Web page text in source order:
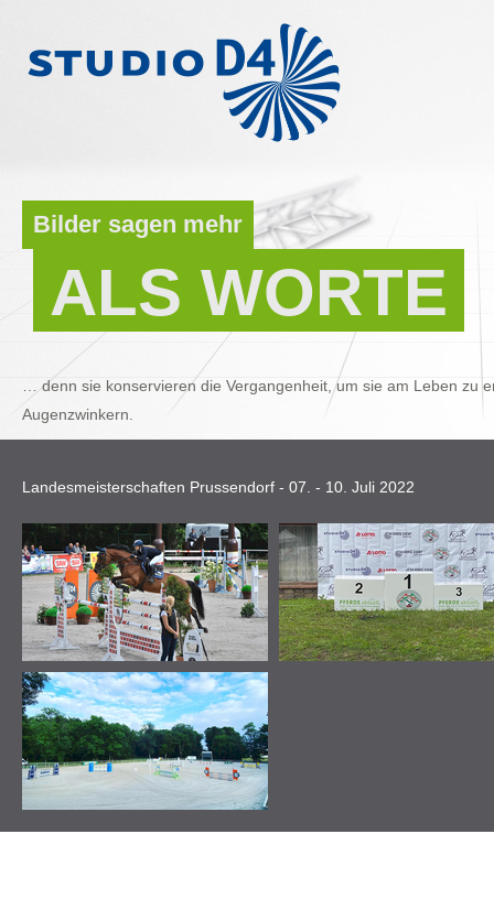
Bilder sagen mehr
ALS WORTE
… denn sie konservieren die Vergangenheit, um sie am Leben
Augenzwinkern.
Landesmeisterschaften Prussendorf - 07. - 10. Juli 2022